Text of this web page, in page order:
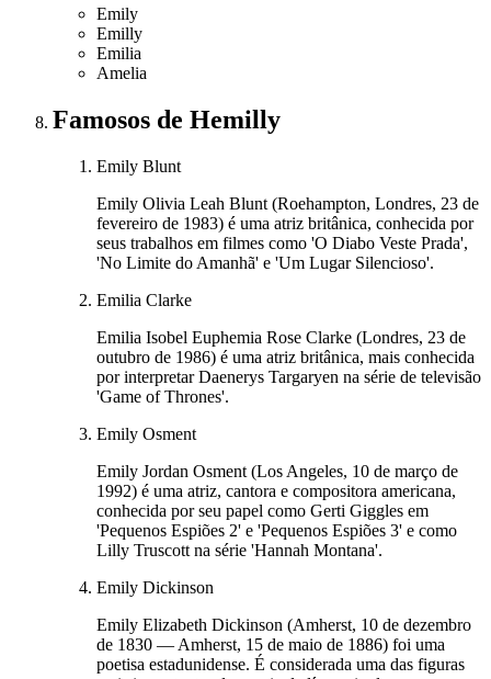
Emily
Emilly
Emilia
Amelia
Famosos de Hemilly
Emily Blunt
Emily Olivia Leah Blunt (Roehampton, Londres, 23 de
fevereiro de 1983) é uma atriz britânica, conhecida por
seus trabalhos em filmes como 'O Diabo Veste Prada',
'No Limite do Amanhã' e 'Um Lugar Silencioso'.
Emilia Clarke
Emilia Isobel Euphemia Rose Clarke (Londres, 23 de
outubro de 1986) é uma atriz britânica, mais conhecida
por interpretar Daenerys Targaryen na série de televisão
'Game of Thrones'.
Emily Osment
Emily Jordan Osment (Los Angeles, 10 de março de
1992) é uma atriz, cantora e compositora americana,
conhecida por seu papel como Gerti Giggles em
'Pequenos Espiões 2' e 'Pequenos Espiões 3' e como
Lilly Truscott na série 'Hannah Montana'.
Emily Dickinson
Emily Elizabeth Dickinson (Amherst, 10 de dezembro
de 1830 — Amherst, 15 de maio de 1886) foi uma
poetisa estadunidense. É considerada uma das figuras